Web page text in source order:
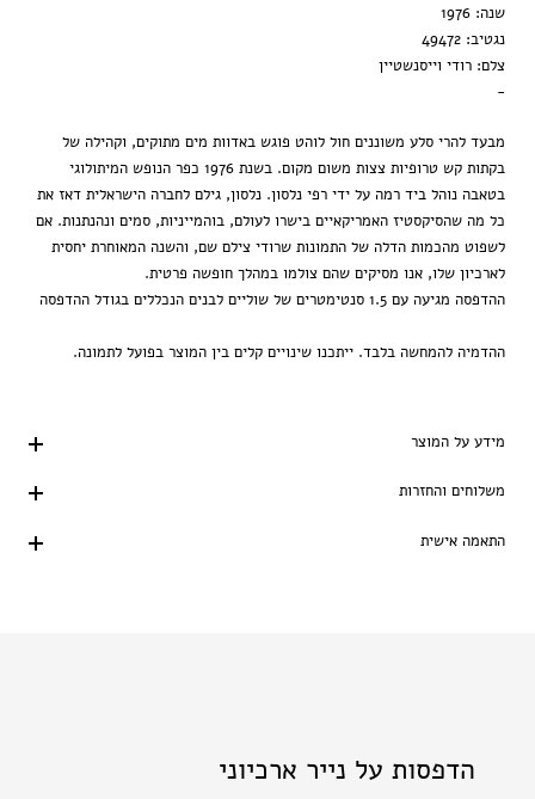
שנה: 1976
נגטיב: 49472
צלם: רודי וייסנשטיין
-
מבעד להרי סלע משוננים חול לוהט פוגש באדוות מים מתוקים, וקהילה של
בקתות קש טרופיות צצות משום מקום. בשנת 1976 כפר הנופש המיתולוגי
בטאבה נוהל ביד רמה על ידי רפי נלסון. נלסון, גילם לחברה הישראלית דאז את
כל מה שהסיקסטיז האמריקאיים בישרו לעולם, בוהמייניות, סמים ונהנתנות. אם
לשפוט מהכמות הדלה של התמונות שרודי צילם שם, והשנה המאוחרת יחסית
לארכיון שלו, אנו מסיקים שהם צולמו במהלך חופשה פרטית.
ההדפסה מגיעה עם 1.5 סנטימטרים של שוליים לבנים הנכללים בגודל ההדפסה
ההדמיה להמחשה בלבד. ייתכנו שינויים קלים בין המוצר בפועל לתמונה.
מידע על המוצר
משלוחים והחזרות
התאמה אישית
הדפסות על נייר ארכיוני